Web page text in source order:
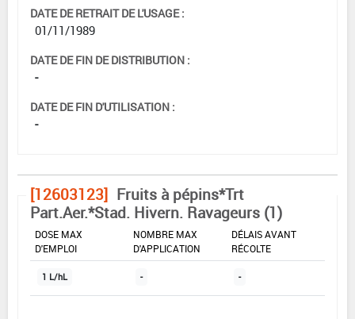
DATE DE RETRAIT DE L'USAGE :
01/11/1989
DATE DE FIN DE DISTRIBUTION :
-
DATE DE FIN D'UTILISATION :
-
[12603123] Fruits à pépins*Trt
Part.Aer.*Stad. Hivern. Ravageurs (1)
DOSE MAX
D'EMPLOI
NOMBRE MAX
D'APPLICATION
DÉLAIS AVANT
RÉCOLTE
1 L/hL - -